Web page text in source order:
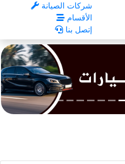
شركات الصيانة
الأقسام
إتصل بنا